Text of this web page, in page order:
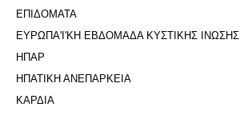
ΕΠΙΔΟΜΑΤΑ
ΕΥΡΩΠΑ'Ι'ΚΗ ΕΒΔΟΜΑΔΑ ΚΥΣΤΙΚΗΣ ΙΝΩΣΗΣ
ΗΠΑΡ
ΗΠΑΤΙΚΗ ΑΝΕΠΑΡΚΕΙΑ
ΚΑΡΔΙΑ